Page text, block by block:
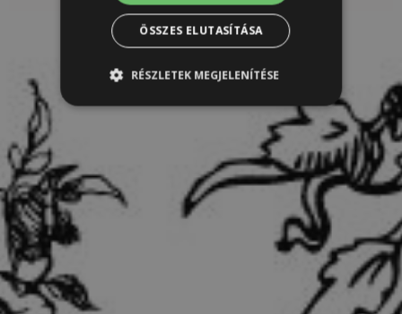
ÖSSZES ELUTASÍTÁSA
RÉSZLETEK MEGJELENÍTÉSE